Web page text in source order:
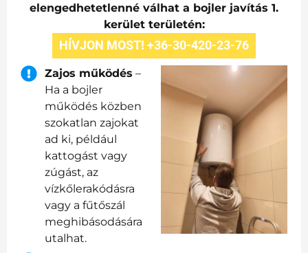
elengedhetetlenné válhat a bojler javítás 1.
kerület területén:
HÍVJON MOST! +36-30-420-23-76
Zajos működés –
Ha a bojler
működés közben
szokatlan zajokat
ad ki, például
kattogást vagy
zúgást, az
vízkőlerakódásra
vagy a fűtőszál
meghibásodására
utalhat.